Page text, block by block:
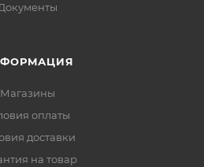
Магазины
оплаты
доставки
на товар